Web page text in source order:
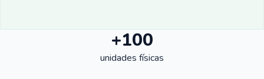
+100
unidades físicas